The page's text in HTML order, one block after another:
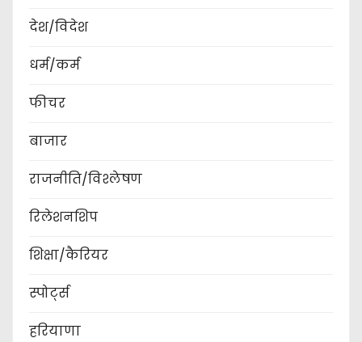
देश/विदेश
धर्म/कर्म
फीचर
बाजार
राजनीति/विश्लेषण
रिलेशनशिप
शिक्षा/कैरियर
स्पोर्ट्स
हरियाणा